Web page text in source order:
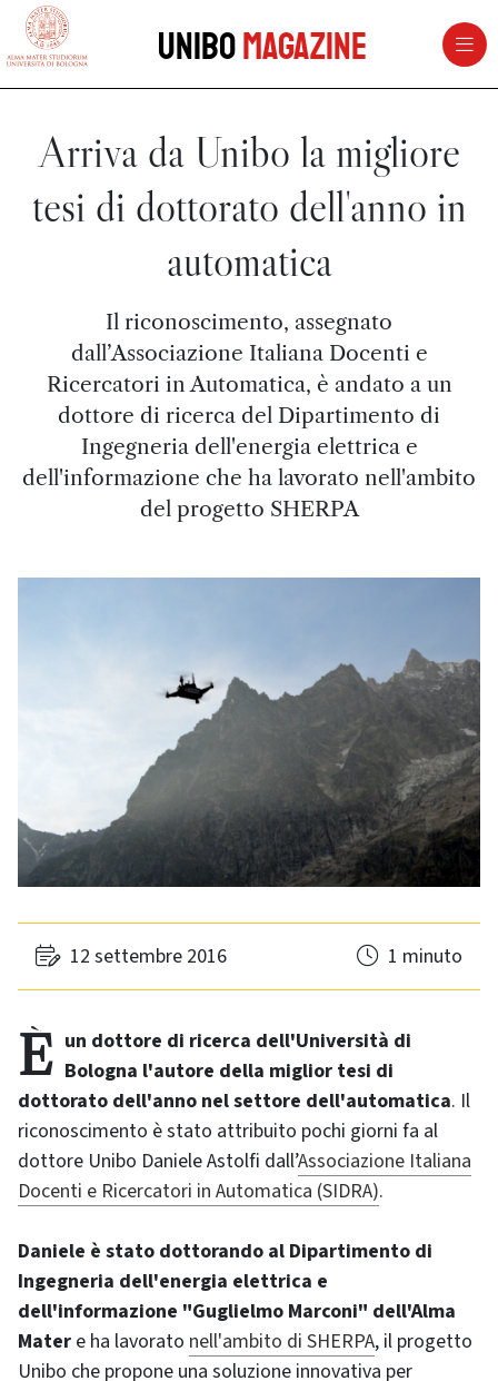
vai al contenuto della pagina
UniboMagazine
Arriva da Unibo la migliore
tesi di dottorato dell'anno in
automatica
Il riconoscimento, assegnato
dall’Associazione Italiana Docenti e
Ricercatori in Automatica, è andato a un
dottore di ricerca del Dipartimento di
Ingegneria dell'energia elettrica e
dell'informazione che ha lavorato nell'ambito
del progetto SHERPA
12 settembre 2016 1 minuto
È un dottore di ricerca dell'Università di Bologna l'autore della miglior tesi di
dottorato dell'anno nel settore dell'automatica. Il
riconoscimento è stato attribuito pochi giorni fa al
dottore Unibo Daniele Astolfi dall’Associazione Italiana
Docenti e Ricercatori in Automatica (SIDRA).
Daniele è stato dottorando al Dipartimento di
Ingegneria dell'energia elettrica e
dell'informazione "Guglielmo Marconi" dell'Alma
Mater e ha lavorato nell'ambito di SHERPA, il progetto
Unibo che propone una soluzione innovativa per